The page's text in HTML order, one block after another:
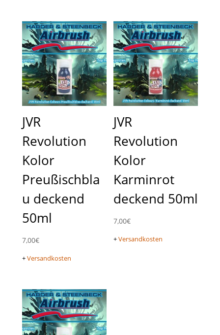
JVR
Revolution
Kolor
Preußischbla
u deckend
50ml
7,00€
+Versandkosten
JVR
Revolution
Kolor
Karminrot
deckend 50ml
7,00€
+Versandkosten